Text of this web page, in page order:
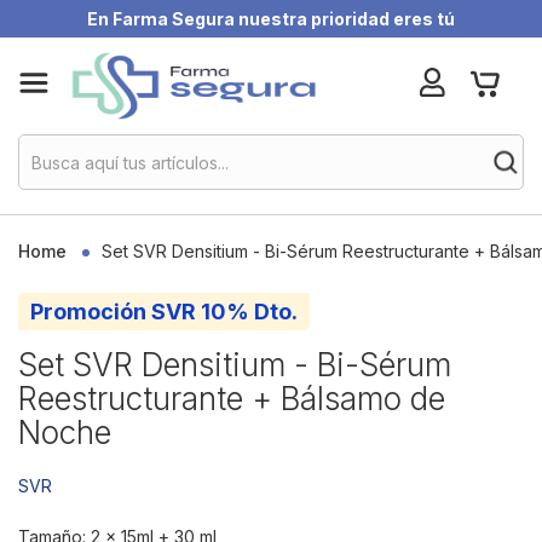
En Farma Segura nuestra prioridad eres tú
to
Content
My
Home Set SVR Densitium - Bi-Sérum Reestructurante +
Promoción SVR 10% Dto.
Set SVR Densitium - Bi-Sérum
Reestructurante + Bálsamo de
Noche
SVR
Tamaño: 2 x 15ml + 30 ml